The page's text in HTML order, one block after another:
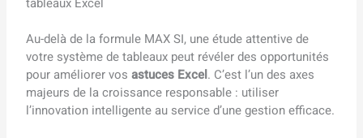
Au-delà de la formule MAX SI, une étude attentive de
votre système de tableaux peut révéler des opportunités
pour améliorer vosastuces Excel. C’est l’un des axes
majeurs de la croissance responsable : utiliser
l’innovation intelligente au service d’une gestion efficace.